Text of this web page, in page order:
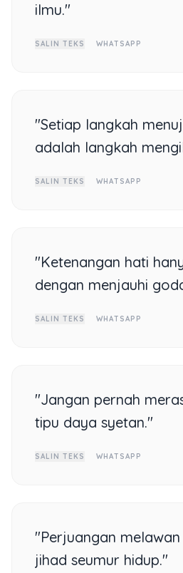
ilmu."
SALIN TEKS WHATSAPP
"Setiap langkah
adalah langkah
SALIN TEKS WHATSAPP
"Ketenangan hati
dengan menjauhi
SALIN TEKS WHATSAPP
"Jangan pernah
tipu daya syetan."
SALIN TEKS WHATSAPP
"Perjuangan
jihad seumur hidup."